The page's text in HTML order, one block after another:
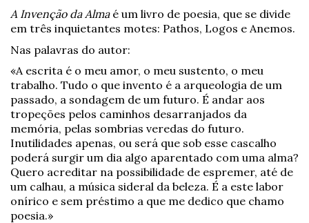
A Invenção da Almaé um livro de poesia, que se divide
em três inquietantes motes: Pathos, Logos e Anemos.
Nas palavras do autor:
«A escrita é o meu amor, o meu sustento, o meu
trabalho. Tudo o que invento é a arqueologia de um
passado, a sondagem de um futuro. É andar aos
tropeções pelos caminhos desarranjados da
memória, pelas sombrias veredas do futuro.
Inutilidades apenas, ou será que sob esse cascalho
poderá surgir um dia algo aparentado com uma alma?
Quero acreditar na possibilidade de espremer, até de
um calhau, a música sideral da beleza. É a este labor
onírico e sem préstimo a que me dedico que chamo
poesia.»